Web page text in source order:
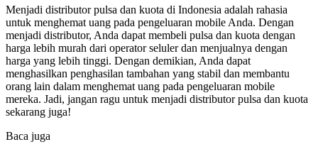
Menjadi distributor pulsa dan kuota di Indonesia adalah rahasia
untuk menghemat uang pada pengeluaran mobile Anda. Dengan
menjadi distributor, Anda dapat membeli pulsa dan kuota dengan
harga lebih murah dari operator seluler dan menjualnya dengan
harga yang lebih tinggi. Dengan demikian, Anda dapat
menghasilkan penghasilan tambahan yang stabil dan membantu
orang lain dalam menghemat uang pada pengeluaran mobile
mereka. Jadi, jangan ragu untuk menjadi distributor pulsa dan kuota
sekarang juga!
Baca juga